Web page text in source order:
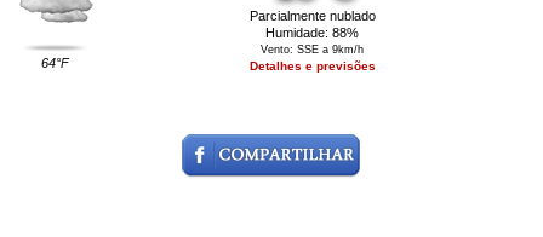
64°F
Parcialmente nublado
Humidade: 88%
Vento: SSE a 9km/h
Detalhes e previsões